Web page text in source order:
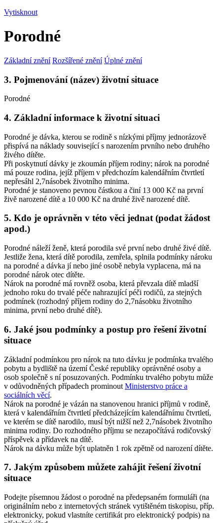
Vytisknout
Porodné
Základní znění Rozšířené znění Úplné znění
3. Pojmenování (název) životní situace
Porodné
4. Základní informace k životní situaci
Porodné je dávka, kterou se rodině s nízkými příjmy jednorázově
přispívá na náklady související s narozením prvního nebo druhého
živého dítěte.
Při poskytnutí dávky je zkoumán příjem rodiny; nárok na porodné
má pouze rodina, jejíž příjem v předchozím kalendářním čtvrtletí
nepřesáhl 2,7násobek životního minima.
Porodné je stanoveno pevnou částkou a činí 13 000 Kč na první
živě narozené dítě a 10 000 Kč na druhé živě narozené dítě.
5. Kdo je oprávněn v této věci jednat (podat žádost
apod.)
Porodné náleží ženě, která porodila své první nebo druhé živé dítě.
Jestliže žena, která dítě porodila, zemřela, splnila podmínky nároku
na porodné a dávka jí nebo jiné osobě nebyla vyplacena, má na
porodné nárok otec dítěte.
Nárok na porodné má rovněž osoba, která převzala dítě mladší
jednoho roku do trvalé péče nahrazující péči rodičů, za stejných
podmínek (rozhodný příjem rodiny do 2,7násobku životního
minima, první nebo druhé dítě).
6. Jaké jsou podmínky a postup pro řešení životní
situace
Základní podmínkou pro nárok na tuto dávku je podmínka trvalého
pobytu a bydliště na území České republiky oprávněné osoby a
osob společně s ní posuzovaných. Podmínku trvalého pobytu může
v odůvodněných případech prominout Ministerstvo práce a
sociálních věcí.
Nárok na porodné je vázán na stanovenou hranici příjmů v rodině,
která v kalendářním čtvrtletí předcházejícím kalendářnímu čtvrtletí,
ve kterém se dítě narodilo, musí být nižší než 2,7násobek životního
minima rodiny. Do rozhodného příjmu se nezapočítává rodičovský
příspěvek a přídavek na dítě.
Nárok na dávku může být uplatněn 1 rok zpětně od narození dítěte.
7. Jakým způsobem můžete zahájit řešení životní
situace
Podejte písemnou žádost o porodné na předepsaném formuláři (na
originálním nebo z internetových stránek vytištěném tiskopisu, příp.
elektronicky, pokud vlastníte certifikát pro elektronický podpis) na